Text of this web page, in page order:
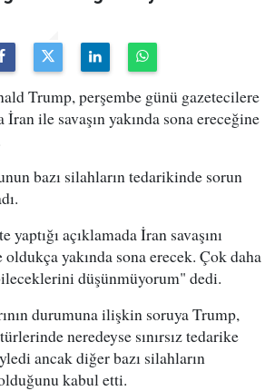
Trump, perşembe günü gazetecilere
İran ile savaşın yakında sona ereceğine
bazı silahların tedarikinde sorun
açıklamada İran savaşını
yakında sona erecek. Çok daha
düşünmüyorum" dedi.
durumuna ilişkin soruya Trump,
neredeyse sınırsız tedarike
ancak diğer bazı silahların
olduğunu kabul etti.